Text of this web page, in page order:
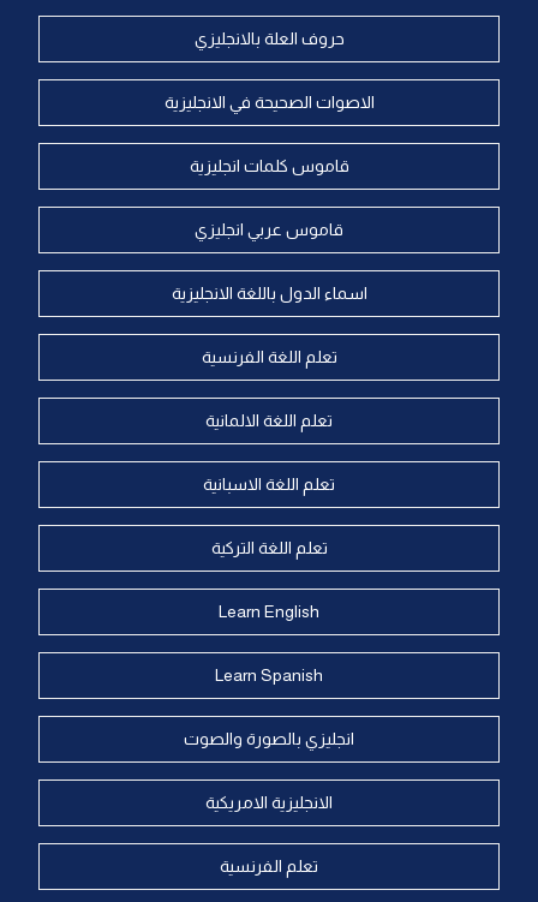
حروف العلة بالانجليزي
الاصوات الصحيحة في الانجليزية
قاموس كلمات انجليزية
قاموس عربي انجليزي
اسماء الدول باللغة الانجليزية
تعلم اللغة الفرنسية
تعلم اللغة الالمانية
تعلم اللغة الاسبانية
تعلم اللغة التركية
Learn English
Learn Spanish
انجليزي بالصورة والصوت
الانجليزية الامريكية
تعلم الفرنسية